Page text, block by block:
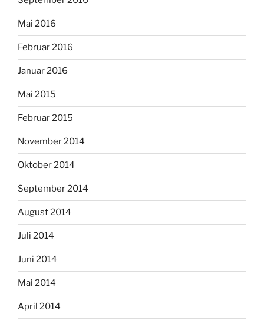
Mai 2016
Februar 2016
Januar 2016
Mai 2015
Februar 2015
November 2014
Oktober 2014
September 2014
August 2014
Juli 2014
Juni 2014
Mai 2014
April 2014